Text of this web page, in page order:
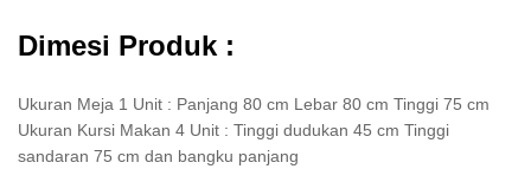
Dimesi Produk :
Ukuran Meja 1 Unit : Panjang 80 cm Lebar 80 cm Tinggi 75 cm
Ukuran Kursi Makan 4 Unit : Tinggi dudukan 45 cm Tinggi
sandaran 75 cm dan bangku panjang